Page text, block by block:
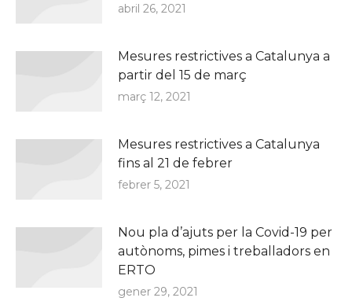
abril 26, 2021
Mesures restrictives a Catalunya a
partir del 15 de març
març 12, 2021
Mesures restrictives a Catalunya
fins al 21 de febrer
febrer 5, 2021
Nou pla d’ajuts per la Covid-19 per
autònoms, pimes i treballadors en
ERTO
gener 29, 2021